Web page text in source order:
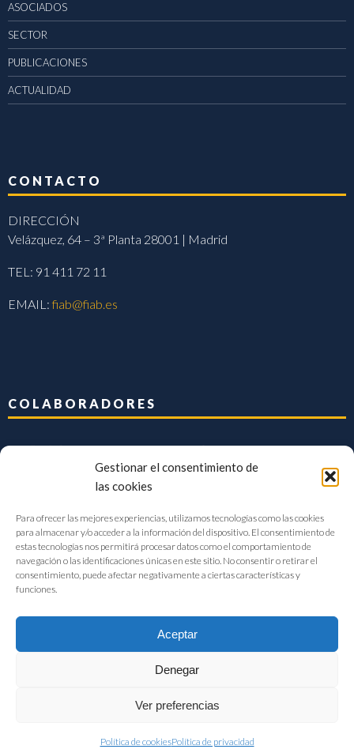
Gestionar el consentimiento de
las cookies
Para ofrecer las mejores experiencias, utilizamos tecnologías como las cookies
para almacenar y/o acceder a la información del dispositivo. El consentimiento de
estas tecnologías nos permitirá procesar datos como el comportamiento de
navegación o las identificaciones únicas en este sitio. No consentir o retirar el
consentimiento, puede afectar negativamente a ciertas características y
funciones.
Aceptar
Denegar
Ver preferencias
Política de cookiesPolítica de privacidad
ASOCIADOS
SECTOR
PUBLICACIONES
ACTUALIDAD
CONTACTO
DIRECCIÓN
Velázquez, 64 – 3ª Planta 28001 | Madrid
TEL: 91 411 72 11
EMAIL:fiab@fiab.es
COLABORADORES
FIAB Federación Española de Industrias de la Alimentación y Bebidas